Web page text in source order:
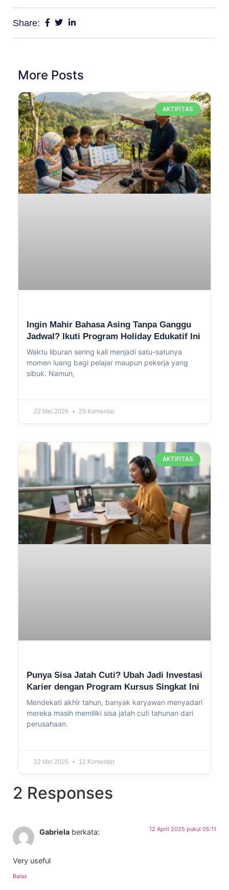
Share:
More Posts
AKTIFITAS
Ingin Mahir Bahasa Asing Tanpa Ganggu
Jadwal? Ikuti Program Holiday Edukatif Ini
Waktu liburan sering kali menjadi satu-satunya
momen luang bagi pelajar maupun pekerja yang
sibuk. Namun,
22 Mei 2026 29 Komentar
AKTIFITAS
Punya Sisa Jatah Cuti? Ubah Jadi Investasi
Karier dengan Program Kursus Singkat Ini
Mendekati akhir tahun, banyak karyawan menyadari
mereka masih memiliki sisa jatah cuti tahunan dari
perusahaan.
22 Mei 2026 12 Komentar
2 Responses
Gabriela berkata: 12 April 2025 pukul 05:11
Very useful
Balas